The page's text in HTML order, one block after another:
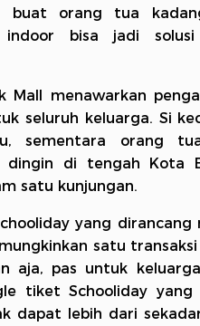
buat orang tua
bisa jadi solusi
Mall menawarkan
seluruh keluarga. Si
sementara orang
dingin di tengah Kota
satu kunjungan.
yang dirancang
satu
aja, pas untuk
tiket Schooliday yang
dapat lebih dari